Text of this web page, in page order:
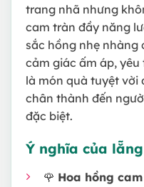
trang nhã nhưng
cam tràn đầy năng
sắc hồng nhẹ nhàng
cảm giác ấm áp,
là món quà tuyệt vời
chân thành đến
đặc biệt.
Ý nghĩa của
🌹 Hoa hồng